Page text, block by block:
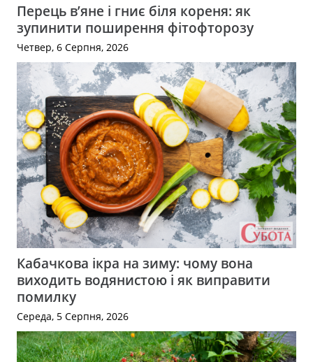
Перець в’яне і гниє біля кореня: як
зупинити поширення фітофторозу
Четвер, 6 Серпня, 2026
Кабачкова ікра на зиму: чому вона
виходить водянистою і як виправити
помилку
Середа, 5 Серпня, 2026